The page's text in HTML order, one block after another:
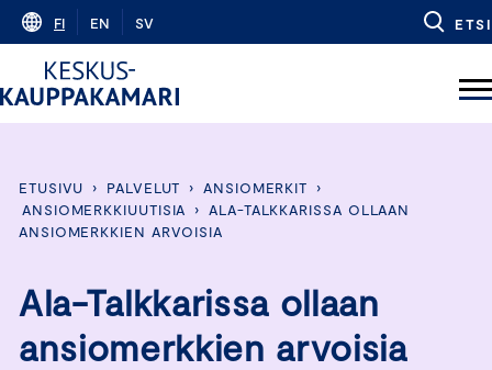
Skip
content
FI EN SV ETSI
ETUSIVU › PALVELUT › ANSIOMERKIT
›
ANSIOMERKKIUUTISIA
› ALA-TALKKARISSA OLLAAN
ANSIOMERKKIEN ARVOISIA
Ala-Talkkarissa ollaan
ansiomerkkien arvoisia